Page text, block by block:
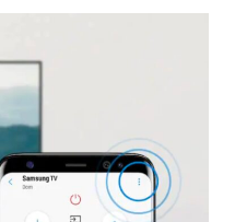
w wybranych przez